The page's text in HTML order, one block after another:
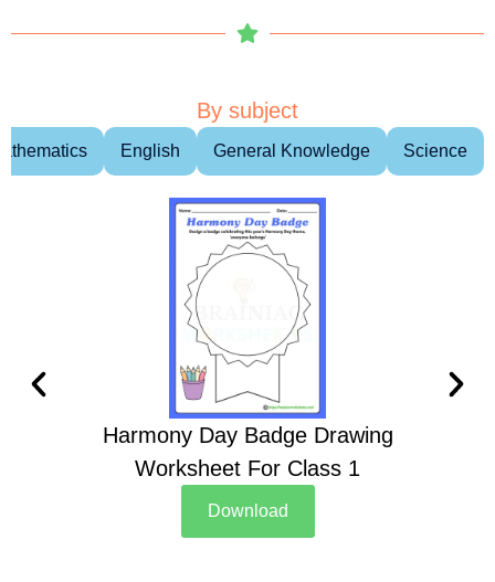
By subject
English General Knowledge Science
Harmony Day Badge Drawing
Worksheet For Class 1
Download